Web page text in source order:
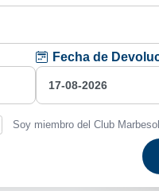
Fecha de
Soy miembro del Club Marbesol